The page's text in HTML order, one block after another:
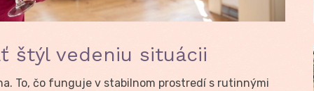
štýl vedeniu situácii
To, čo funguje v stabilnom prostredí s rutinnými